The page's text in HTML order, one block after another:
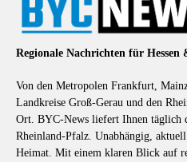
Regionale Nachrichten für
Von den Metropolen Frankfurt,
Landkreise Groß-Gerau und den
Ort. BYC-News liefert Ihnen täglich
Rheinland-Pfalz. Unabhängig,
Heimat. Mit einem klaren Blick auf